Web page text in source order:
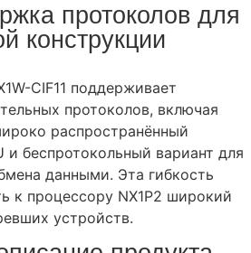
протоколов для
конструкции
CIF11 поддерживает
протоколов, включая
распространённый
беспротокольный вариант для
данными. Эта гибкость
к процессору NX1P2 широкий
устройств.